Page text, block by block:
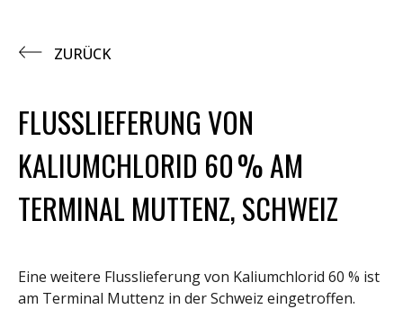
ZURÜCK
FLUSSLIEFERUNG VON
KALIUMCHLORID 60 % AM
TERMINAL MUTTENZ, SCHWEIZ
Eine weitere Flusslieferung von Kaliumchlorid 60 % ist
am Terminal Muttenz in der Schweiz eingetroffen.